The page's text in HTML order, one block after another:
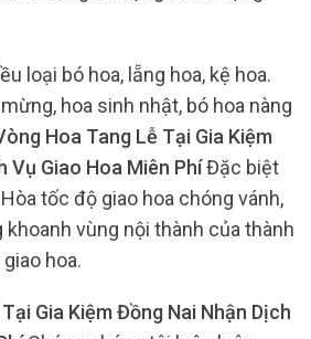
loại bó hoa, lẵng hoa, kệ hoa.
hoa sinh nhật, bó hoa nàng
Hoa Tang Lễ Tại Gia Kiệm
Vụ Giao Hoa Miên PhíĐặc biệt
tốc độ giao hoa chóng vánh,
vùng nội thành của thành
hoa.
Gia Kiệm Đồng Nai Nhận Dịch